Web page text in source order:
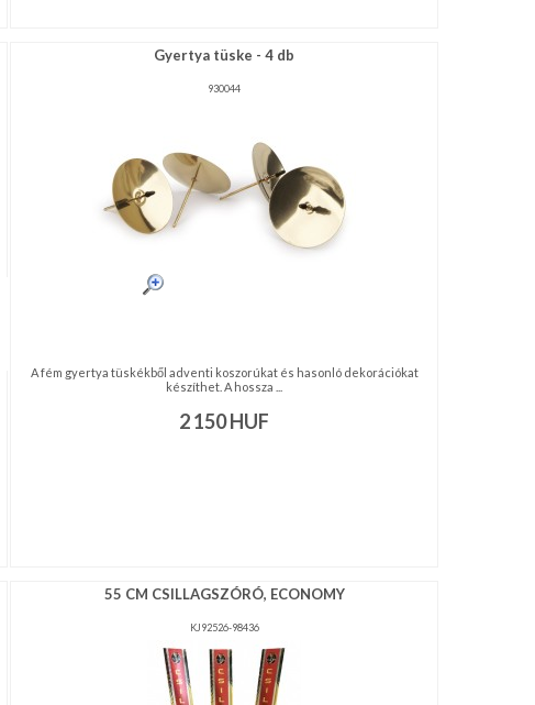
Gyertya tüske - 4 db
930044
A fém gyertya tüskékből adventi koszorúkat és hasonló dekorációkat
készíthet. A hossza ...
2 150HUF
55 CM CSILLAGSZÓRÓ, ECONOMY
KJ92526-98436